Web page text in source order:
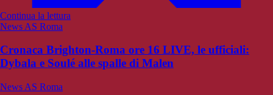
Continua la lettura
News AS Roma
Cronaca Brighton-Roma ore 16 LIVE, le ufficiali:
Dybala e Soulé alle spalle di Malen
News AS Roma